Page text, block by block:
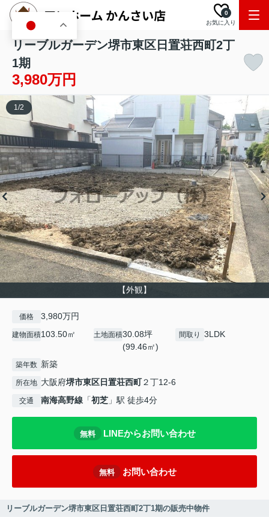
お気に入り
0
リーブルガーデン堺市東区日置荘西町2丁
1期
3,980万円
【外観】
1/2
価格 3,980万円
建物面積103.50㎡ 土地面積30.08坪
(99.46㎡)
間取り 3LDK
築年数 新築
所在地 大阪府堺市東区日置荘西町２丁12-6
交通 南海高野線 「初芝 」駅 徒歩4分
無料 LINEからお問い合わせ
無料 お問い合わせ
リーブルガーデン堺市東区日置荘西町2丁1期の販売中物件